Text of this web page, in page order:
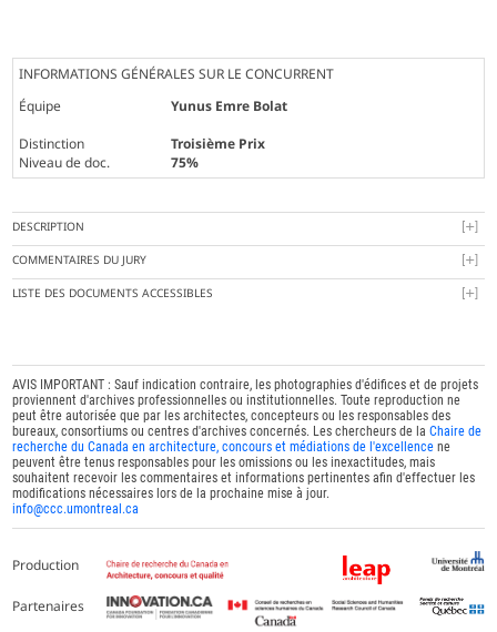
INFORMATIONS GÉNÉRALES SUR LE CONCURRENT
Équipe
Yunus Emre Bolat
Distinction
Troisième Prix
Niveau de doc.
75%
DESCRIPTION
COMMENTAIRES DU JURY
LISTE DES DOCUMENTS ACCESSIBLES
AVIS IMPORTANT : Sauf indication contraire, les photographies d'édifices et de projets
proviennent d'archives professionnelles ou institutionnelles. Toute reproduction ne
peut être autorisée que par les architectes, concepteurs ou les responsables des
bureaux, consortiums ou centres d'archives concernés. Les chercheurs de laChaire de
recherche du Canada en architecture, concours et médiations de l'excellence ne
peuvent être tenus responsables pour les omissions ou les inexactitudes, mais
souhaitent recevoir les commentaires et informations pertinentes afin d'effectuer les
modifications nécessaires lors de la prochaine mise à jour.
info@ccc.umontreal.ca
Production
Partenaires